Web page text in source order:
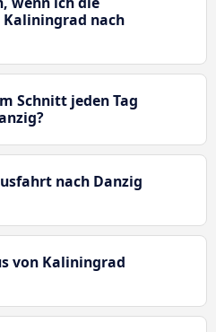
Kaliningrad nach
Schnitt jeden Tag
nach Danzig
von Kaliningrad